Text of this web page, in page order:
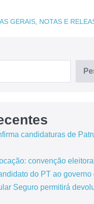
GERAIS NOTAS E
candidaturas de
convenção
do PT ao governo
Seguro permitirá